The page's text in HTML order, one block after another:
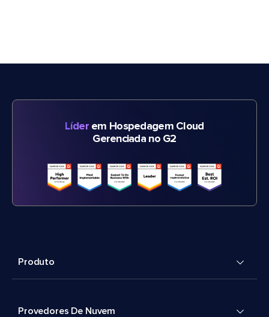
Líderem Hospedagem Cloud
Gerenciada no G2
Produto
Provedores De Nuvem